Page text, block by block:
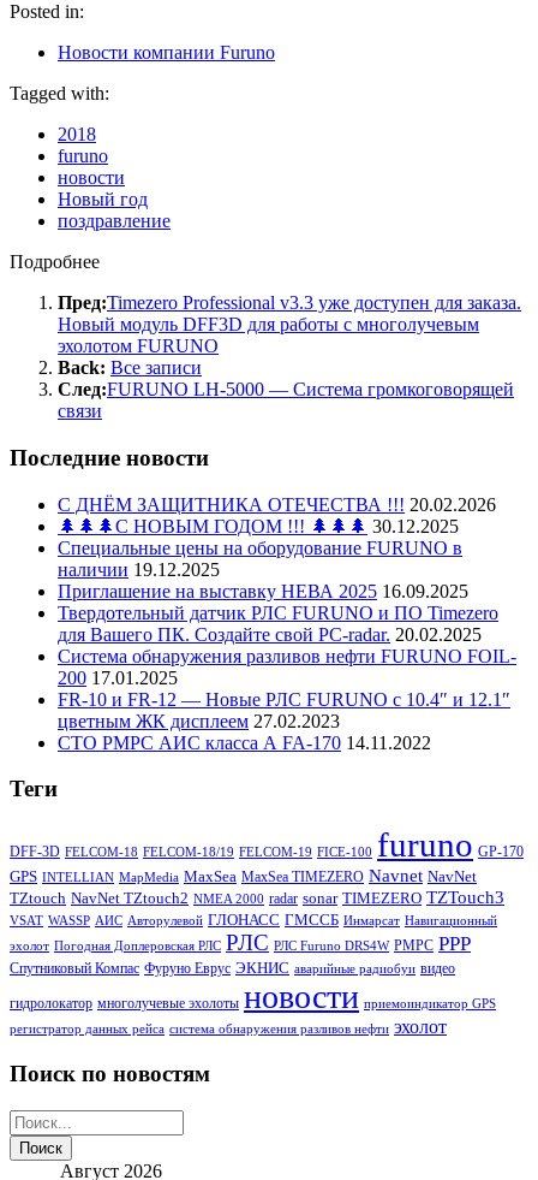
Posted in:
Новости компании Furuno
Tagged with:
2018
furuno
новости
Новый год
поздравление
Подробнее
Пред:Timezero Professional v3.3 уже доступен для заказа.
Новый модуль DFF3D для работы с многолучевым
эхолотом FURUNO
Back: Все записи
След:FURUNO LH-5000 — Система громкоговорящей
связи
Последние новости
С ДНЁМ ЗАЩИТНИКА ОТЕЧЕСТВА !!! 20.02.2026
🌲🌲🌲С НОВЫМ ГОДОМ !!! 🌲🌲🌲 30.12.2025
Специальные цены на оборудование FURUNO в
наличии 19.12.2025
Приглашение на выставку НЕВА 2025 16.09.2025
Твердотельный датчик РЛС FURUNO и ПО Timezero
для Вашего ПК. Создайте свой PC-radar. 20.02.2025
Система обнаружения разливов нефти FURUNO FOIL-
200 17.01.2025
FR-10 и FR-12 — Новые РЛС FURUNO c 10.4″ и 12.1″
цветным ЖК дисплеем 27.02.2023
СТО РМРС АИС класса А FA-170 14.11.2022
Теги
DFF-3D FELCOM-18 FELCOM-18/19 FELCOM-19 FICE-100 furuno GP-170
GPS INTELLIAN MapMedia MaxSea MaxSea TIMEZERO Navnet NavNet
TZtouch NavNet TZtouch2 NMEA 2000 radar sonar TIMEZERO TZTouch3
VSAT WASSP АИС Авторулевой ГЛОНАСС ГМССБ Инмарсат Навигационный
эхолот Погодная Доплеровская РЛС РЛС РЛС Furuno DRS4W РМРС РРР
Спутниковый Компас Фуруно Еврус ЭКНИС аварийные радиобуи видео
гидролокатор многолучевые эхолоты новости приемоиндикатор GPS
регистратор данных рейса система обнаружения разливов нефти эхолот
Поиск по новостям
Август 2026